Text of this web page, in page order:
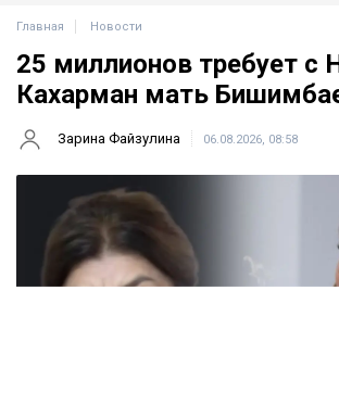
Главная Новости
25 миллионов требует с
Кахарман мать
Зарина Файзулина 06.08.2026, 08:58